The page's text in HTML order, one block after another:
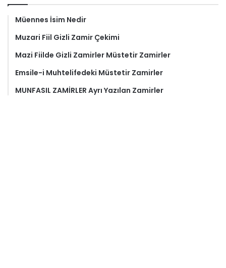
Müennes İsim Nedir
Muzari Fiil Gizli Zamir Çekimi
Mazi Fiilde Gizli Zamirler Müstetir Zamirler
Emsile-i Muhtelifedeki Müstetir Zamirler
MUNFASIL ZAMİRLER Ayrı Yazılan Zamirler